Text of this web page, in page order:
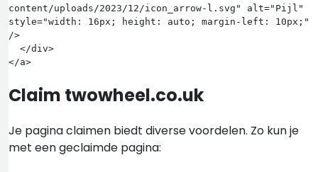
content/uploads/2023/12/icon_arrow-l.svg" alt="Pijl"
style="width: 16px; height: auto; margin-left: 10px;"
/>
Claim twowheel.co.uk
Je pagina claimen biedt diverse voordelen. Zo kun je
met een geclaimde pagina: